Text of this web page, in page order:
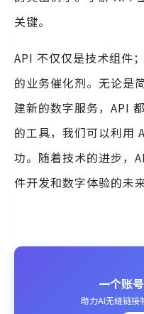
关键。
API 不仅仅是技术组件
的业务催化剂。无论是
建新的数字服务，API
的工具，我们可以利用
功。随着技术的进步，
件开发和数字体验的未来
一个账
助力AI无缝链